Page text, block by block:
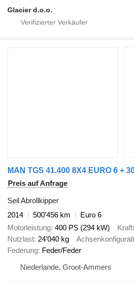
Glacier d.o.o.
MAN TGS 41.400 8X4 EURO 6 +
Preis auf Anfrage
Seil Abrollkipper
2014
500’456 km
Euro 6
Motorleistung 400 PS (294 kW)
Nutzlast 24’040 kg
Federung Feder/Feder
Niederlande, Groot-Ammers